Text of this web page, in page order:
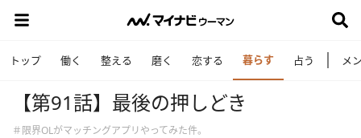
トップ 働く 整える 磨く 恋する 暮らす 占う メ
【第91話】最後の押しどき
＃限界OLがマッチングアプリやってみた件。